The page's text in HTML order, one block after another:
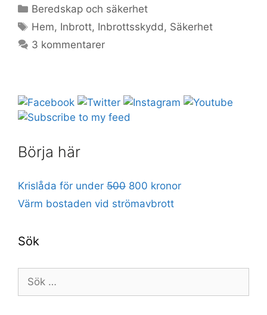
Kategorier
Beredskap och säkerhet
Etiketter
Hem, Inbrott, Inbrottsskydd, Säkerhet
3 kommentarer
Börja här
Krislåda för under 500 800 kronor
Värm bostaden vid strömavbrott
Sök
Sök
efter: